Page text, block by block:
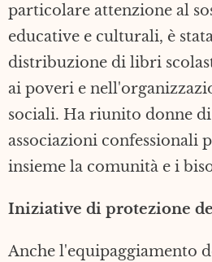
particolare attenzione al
educative e culturali, è
distribuzione di libri
ai poveri e
sociali. Ha riunito donne
associazioni confessionali
insieme la comunità e i
Iniziative di protezione
Anche l'equipaggiamento